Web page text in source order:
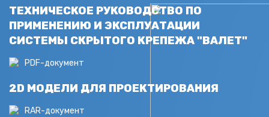
ТЕХНИЧЕСКОЕ РУКОВОДСТВО ПО
ПРИМЕНЕНИЮ И ЭКСПЛУАТАЦИИ
СИСТЕМЫ СКРЫТОГО КРЕПЕЖА "ВАЛЕТ"
PDF-документ
2D МОДЕЛИ ДЛЯ ПРОЕКТИРОВАНИЯ
RAR-документ